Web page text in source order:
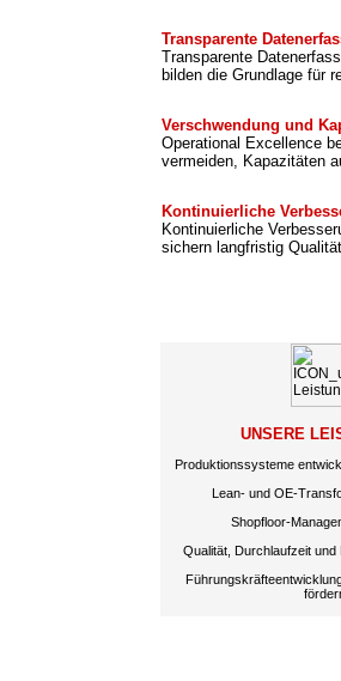
Transparente
Transparente
bilden die Grundlage für
Verschwendung und
Operational Excellence
vermeiden, Kapazitäten
Kontinuierliche
Kontinuierliche
sichern langfristig
UNSERE
Produktionssysteme
Lean- und OE-
Shopfloor-
Qualität, Durchlaufzeit